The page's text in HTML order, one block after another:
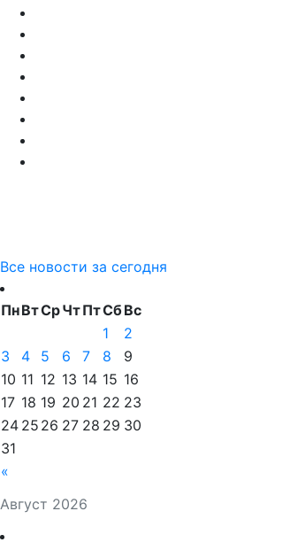
Все новости за сегодня
Август 2026
ПнВтСрЧтПтСбВс
«
1
2
3
4 5 6 7 8
9
10 11 12 13 14 15 16
17 18 19 20 21 22 23
24 25 26 27 28 29 30
31